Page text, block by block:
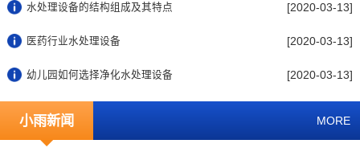
水处理设备的结构组成及其特点 [2020-03-13]
医药行业水处理设备 [2020-03-13]
幼儿园如何选择净化水处理设备 [2020-03-13]
小雨新闻 MORE